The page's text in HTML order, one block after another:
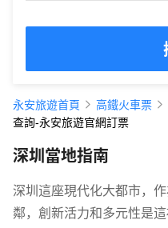
永安旅遊首頁 高鐵火車票
查詢-永安旅遊官網訂票
深圳當地指南
深圳這座現代化大都市，
鄰，創新活力和多元性是